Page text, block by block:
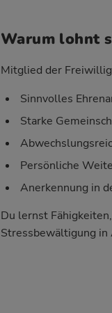
Warum lohnt
Mitglied der
Sinnvolles
Starke
Persönliche
Anerkennung in
Du lernst
Stressbewältigung in